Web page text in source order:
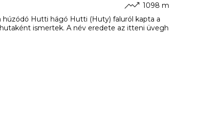
1098 m
húzódó Hutti hágó Hutti (Huty) faluról kapta a
ismertek. A név eredete az itteni üvegh